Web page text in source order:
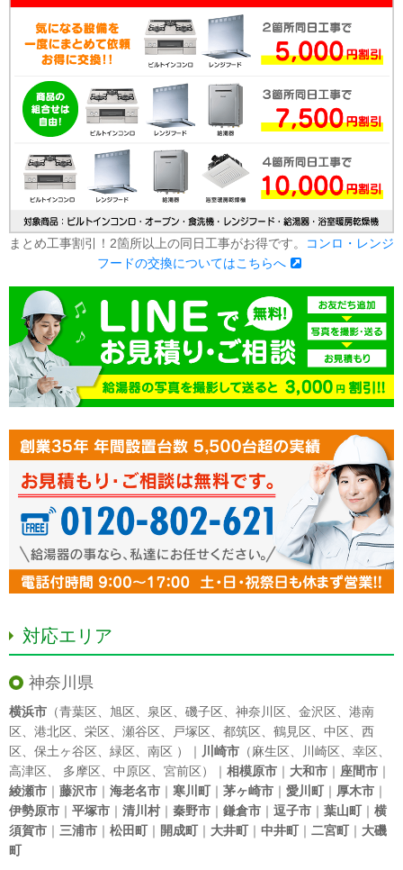
まとめ工事割引！2箇所以上の同日工事がお得です。
コンロ・レンジ
フードの交換についてはこちらへ
対応エリア
神奈川県
横浜市 （青葉区 旭区 泉区 磯子区 神奈川区 金沢区
港南
区
港北区 栄区 瀬谷区 戸塚区 都筑区 鶴見区 中区
西
区
保土ヶ谷区 緑区 南区 ）｜ 川崎市 （麻生区 川崎区 幸区
高津区
多摩区 中原区 宮前区）｜ 相模原市 ｜ 大和市 ｜ 座間市 ｜
綾瀬市 ｜ 藤沢市 ｜ 海老名市 ｜ 寒川町｜ 茅ヶ崎市 ｜ 愛川町｜ 厚木市 ｜
伊勢原市 ｜ 平塚市 ｜ 清川村｜ 秦野市 ｜ 鎌倉市 ｜ 逗子市 ｜ 葉山町｜ 横
須賀市 ｜ 三浦市 ｜ 松田町｜ 開成町｜ 大井町｜ 中井町｜ 二宮町｜ 大磯
町